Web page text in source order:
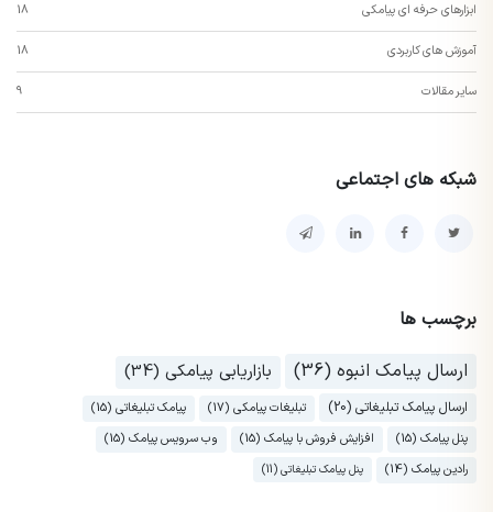
ابزارهای حرفه ای پیامکی 18
آموزش های کاربردی 18
سایر مقالات 9
شبکه های اجتماعی
برچسب ها
ارسال پیامک انبوه (36)
بازاریابی پیامکی (34)
ارسال پیامک تبلیغاتی (20) تبلیغات پیامکی (17)
پیامک تبلیغاتی (15)
پنل پیامک (15)
افزایش فروش با پیامک (15)
وب سرویس پیامک (15)
رادین پیامک (14)
پنل پیامک تبلیغاتی (11)